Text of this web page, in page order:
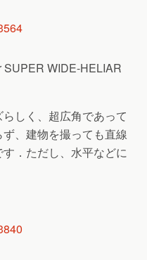
SUPER WIDE-HELIAR
しく、超広角であって
、建物を撮っても直線
．ただし、水平などに